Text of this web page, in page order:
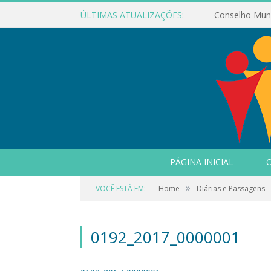
ÚLTIMAS ATUALIZAÇÕES:
PÁGINA INICIAL
VOCÊ ESTÁ EM: Home » Diárias e Passagens
0192_2017_0000001